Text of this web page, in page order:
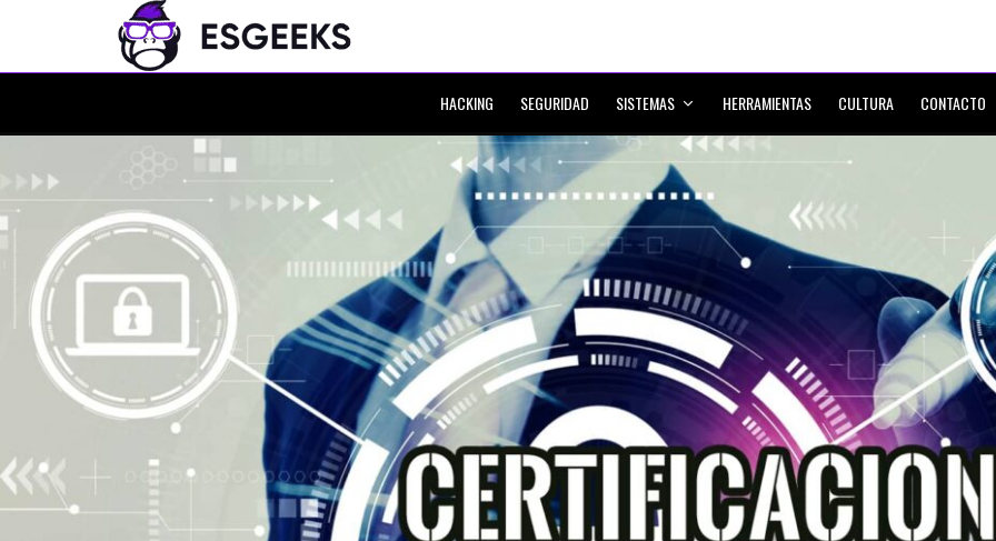
HACKING SEGURIDAD SISTEMAS HERRAMIENTAS CULTURA CONTACTO